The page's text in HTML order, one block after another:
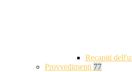
Recapiti
Provvedimenti 77